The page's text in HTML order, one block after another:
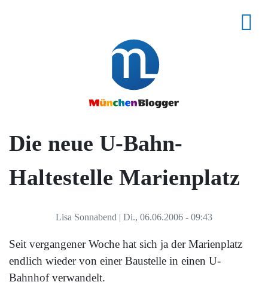
Die neue U-Bahn-
Haltestelle Marienplatz
Lisa Sonnabend | Di., 06.06.2006 - 09:43
Seit vergangener Woche hat sich ja der Marienplatz
endlich wieder von einer Baustelle in einen U-
Bahnhof verwandelt.